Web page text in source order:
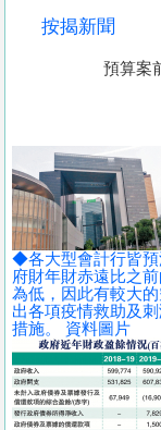
置
業
手
冊
關
於
我
們
按揭新聞
預算案
◆各大型會計行皆預
府財年財赤遠比之
為低，因此有較大
出各項疫情救助及
措施。 資料圖片